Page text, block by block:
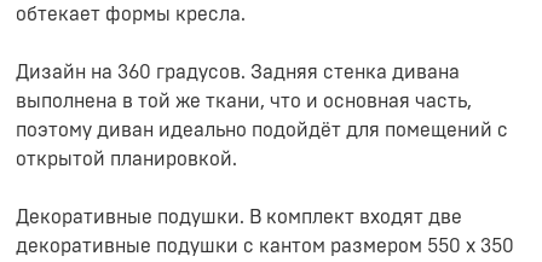
обтекает формы кресла.
Дизайн на 360 градусов. Задняя стенка дивана
выполнена в той же ткани, что и основная часть,
поэтому диван идеально подойдёт для помещений с
открытой планировкой.
Декоративные подушки. В комплект входят две
декоративные подушки с кантом размером 550 х 350